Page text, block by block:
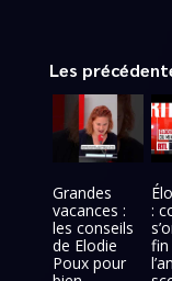
Les
Grandes
vacances :
les conseils
de Elodie
Poux pour
:
fin